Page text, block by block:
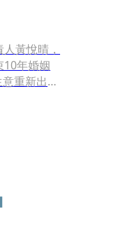
黃悅晴，
10年婚姻
重新出